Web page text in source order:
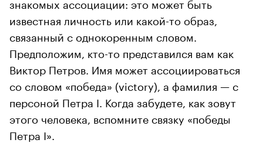
известная личность или какой-то образ,
связанный с однокоренным словом.
Предположим, кто-то представился вам как
Виктор Петров. Имя может ассоциироваться
со словом «победа» (victory), а фамилия — с
персоной Петра I. Когда забудете, как зовут
этого человека, вспомните связку «победы
Петра I».